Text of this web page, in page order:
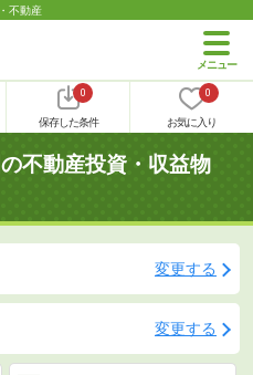
不動産
0
保存した条件
0
お気に入り
不動産投資・収益物
変更する
変更する